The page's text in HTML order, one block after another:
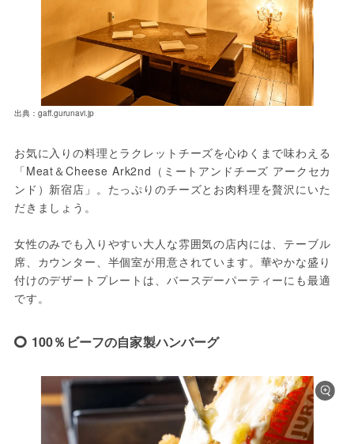
出典：gaff.gurunavi.jp
お気に入りの料理とラクレットチーズを心ゆくまで味わえる
「Meat＆Cheese Ark2nd（ミートアンドチーズ アークセカ
ンド）新宿店」。たっぷりのチーズとお肉料理を贅沢にいた
だきましょう。
女性のみでも入りやすい大人な雰囲気の店内には、テーブル
席、カウンター、半個室が用意されています。華やかな盛り
付けのデザートプレートは、バースデーパーティーにも最適
です。
100％ビーフの自家製ハンバーグ